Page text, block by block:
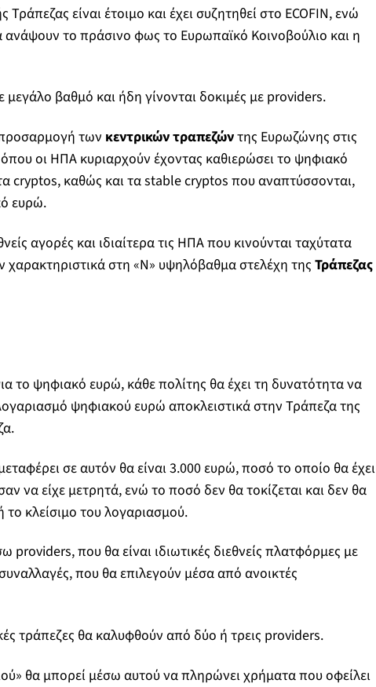
είναι έτοιμο και έχει συζητηθεί στο ECOFIN, ενώ
ανάψουν το πράσινο φως το Ευρωπαϊκό Κοινοβούλιο και η
βαθμό και ήδη γίνονται δοκιμές με providers.
των κεντρικών τραπεζώντης Ευρωζώνης στις
όπου οι ΗΠΑ κυριαρχούν έχοντας καθιερώσει το ψηφιακό
cryptos, καθώς και τα stable cryptos που αναπτύσσονται,
ευρώ.
αγορές και ιδιαίτερα τις ΗΠΑ που κινούνται ταχύτατα
στη «Ν» υψηλόβαθμα στελέχη της Τράπεζας
το ψηφιακό ευρώ, κάθε πολίτης θα έχει τη δυνατότητα να
ψηφιακού ευρώ αποκλειστικά στην Τράπεζα της
σε αυτόν θα είναι 3.000 ευρώ, ποσό το οποίο θα έχει
να είχε μετρητά, ενώ το ποσό δεν θα τοκίζεται και δεν θα
το κλείσιμο του λογαριασμού.
providers, που θα είναι ιδιωτικές διεθνείς πλατφόρμες με
που θα επιλεγούν μέσα από ανοικτές
τράπεζες θα καλυφθούν από δύο ή τρεις providers.
θα μπορεί μέσω αυτού να πληρώνει χρήματα που οφείλει